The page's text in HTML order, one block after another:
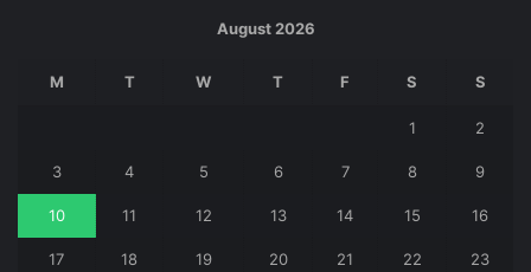
August 2026
M T W T F S S
1 2
3 4 5 6 7 8 9
10 11 12 13 14 15 16
17 18 19 20 21 22 23